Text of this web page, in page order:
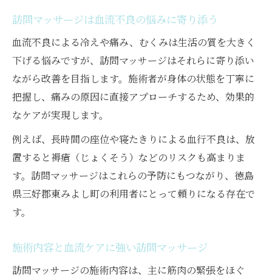
訪問マッサージは血流不良の悩みに寄り添う
血流不良による冷えや痛み、むくみは生活の質を大きく
下げる悩みですが、訪問マッサージはそれらに寄り添い
ながら改善を目指します。施術者が身体の状態を丁寧に
把握し、痛みの原因に直接アプローチするため、効果的
なケアが実現します。
例えば、長時間の座位や寝たきりによる血行不良は、放
置すると褥瘡（じょくそう）などのリスクも高まりま
す。訪問マッサージはこれらの予防にもつながり、徳島
県三好郡東みよし町の利用者にとって頼りになる存在で
す。
施術内容と血流ケアに強い訪問マッサージ
訪問マッサージの施術内容は、主に筋肉の緊張をほぐ